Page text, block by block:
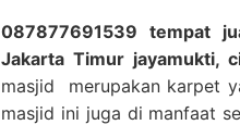
087877691539 tempat
Jakarta Timur jayamukti,
masjid merupakan karpet
masjid ini juga di manfaat